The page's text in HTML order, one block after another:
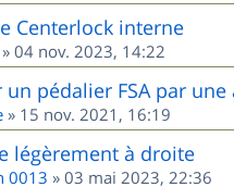
Centerlock interne
» 04 nov. 2023, 14:22
un pédalier FSA par
» 15 nov. 2021, 16:19
légèrement à droite
0013 » 03 mai 2023, 22:36